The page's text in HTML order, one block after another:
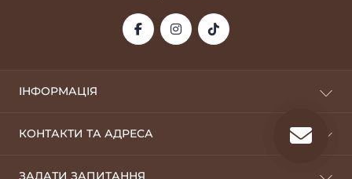
ІНФОРМАЦІЯ
Оплата та доставка
КОНТАКТИ ТА АДРЕСА
ЗАДАТИ ЗАПИТАННЯ